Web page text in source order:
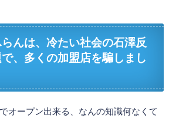
んは、冷たい社会の石澤反
、多くの加盟店を騙しまし
オープン出来る、なんの知識何なくて